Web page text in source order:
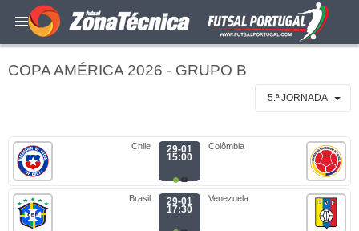
COPA AMÉRICA 2026 - GRUPO B
5.ª JORNADA
Chile 29-01
15:00
Colômbia
Brasil 29-01
17:30
Venezuela